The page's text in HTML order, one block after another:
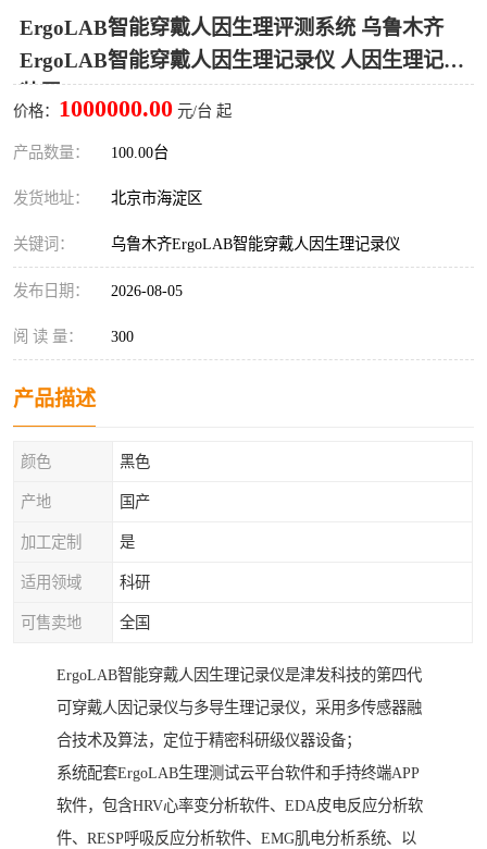
ErgoLAB智能穿戴人因生理评测系统 乌鲁木齐
ErgoLAB智能穿戴人因生理记录仪 人因生理记录
价格： 1000000.00 元/台 起
产品数量： 100.00台
发货地址： 北京市海淀区
关键词： 乌鲁木齐ErgoLAB智能穿戴人因生理记录仪
发布日期： 2026-08-05
阅 读 量： 300
产品描述
颜色 黑色
产地 国产
加工定制 是
适用领域 科研
可售卖地 全国
ErgoLAB智能穿戴人因生理记录仪是津发科技的第四代
可穿戴人因记录仪与多导生理记录仪，采用多传感器融
合技术及算法，定位于精密科研级仪器设备；
系统配套ErgoLAB生理测试云平台软件和手持终端APP
软件，包含HRV心率变分析软件、EDA皮电反应分析软
件、RESP呼吸反应分析软件、EMG肌电分析系统、以